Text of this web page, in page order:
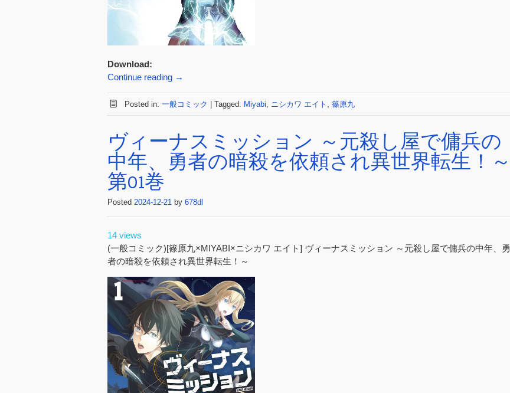
Download:
Continue reading →
Posted in: 一般コミック Tagged: Miyabi ニシカワ エイト 篠原九
ヴィーナスミッション ～元殺し屋で傭兵の
中年、勇者の暗殺を依頼され異世界転生！～
第01巻
Posted 2024-12-21 by 678dl
14 views
(一般コミック)[篠原九×MIYABI×ニシカワ エイト] ヴィーナスミッション ～元殺し屋で傭兵の中年、勇
者の暗殺を依頼され異世界転生！～